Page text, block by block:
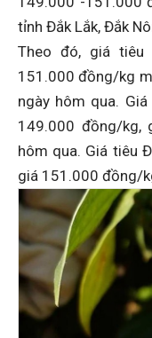
tỉnh Đắk Lắk, Đắk
Theo đó, giá
151.000 đồng/kg
ngày hôm qua.
149.000 đồng/kg,
hôm qua. Giá tiêu
giá 151.000 đồng/